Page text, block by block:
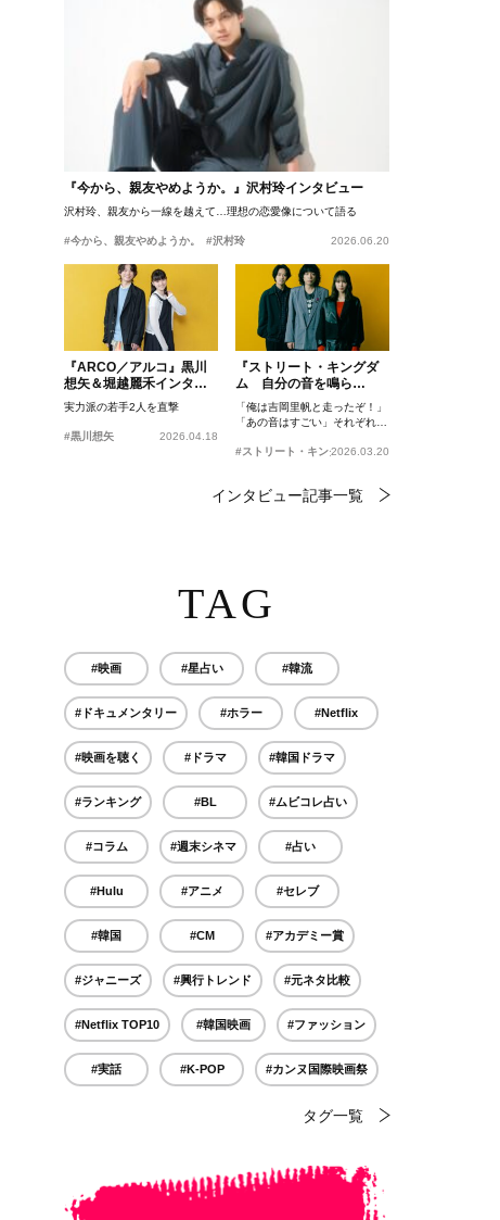
『今から、親友やめようか。』沢村玲インタビュー
沢村玲、親友から一線を越えて…理想の恋愛像について語る
#今から、親友やめようか。 #沢村玲 2026.06.20
『ARCO／アルコ』黒川
想矢＆堀越麗禾インタビ
ュー
実力派の若手2人を直撃
#黒川想矢 2026.04.18
『ストリート・キングダ
ム 自分の音を鳴ら
せ。』峯田和伸、若葉竜
也、吉岡里帆インタビュ
ー
「俺は吉岡里帆と走ったぞ！」
「あの音はすごい」それぞれの
#ストリート・キングダム 自分の音を鳴らせ。
2026.03.20
インタビュー記事一覧
TAG
#映画 #星占い #韓流
#ドキュメンタリー #ホラー #Netflix
#映画を聴く #ドラマ #韓国ドラマ
#ランキング #BL #ムビコレ占い
#コラム #週末シネマ #占い
#Hulu #アニメ #セレブ
#韓国 #CM #アカデミー賞
#ジャニーズ #興行トレンド #元ネタ比較
#Netflix TOP10 #韓国映画 #ファッション
#実話 #K-POP #カンヌ国際映画祭
タグ一覧